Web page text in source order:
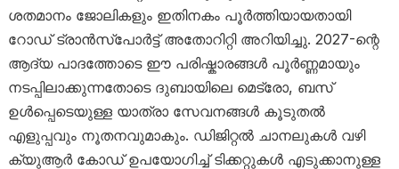
ശതമാനം ജോലികളും ഇതിനകം പൂർത്തിയായതായി
റോഡ് ട്രാൻസ്‌പോർട്ട് അതോറിറ്റി അറിയിച്ചു. 2027-ന്റെ
ആദ്യ പാദത്തോടെ ഈ പരിഷ്കാരങ്ങൾ പൂർണ്ണമായും
നടപ്പിലാക്കുന്നതോടെ ദുബായിലെ മെട്രോ, ബസ്
ഉൾപ്പെടെയുള്ള യാത്രാ സേവനങ്ങൾ കൂടുതൽ
എളുപ്പവും നൂതനവുമാകും. ഡിജിറ്റൽ ചാനലുകൾ വഴി
ക്യുആർ കോഡ് ഉപയോഗിച്ച് ടിക്കറ്റുകൾ എടുക്കാനുള്ള